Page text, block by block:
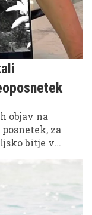
objav na
za
bitje v
več
v katerih je